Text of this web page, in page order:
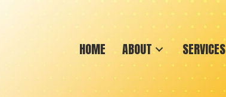
HOME ABOUT SERVICES